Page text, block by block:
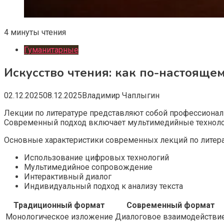
4 минуты чтения
Гуманитарные
Искусство чтения: как по-
02.12.202508.12.2025Владимир Чаплыгин
Лекции по литературе представляют собой
Современный подход включает мультимедийные
Основные характеристики современных лекций по
Использование цифровых технологий
Мультимедийное сопровождение
Интерактивный диалог
Индивидуальный подход к анализу текста
Традиционный формат
Современный формат
Монологическое изложение Диалоговое